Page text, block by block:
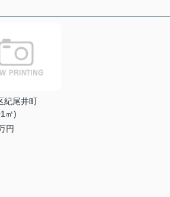
紀尾井町
㎡)
円